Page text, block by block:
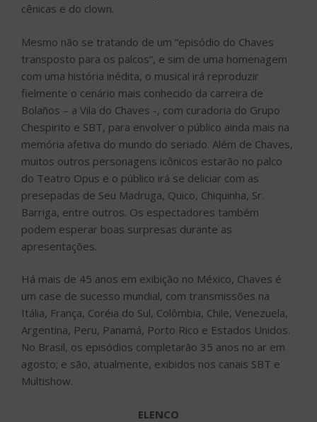
cênicas e do clown.
Mesmo não se tratando de um “episódio do Chaves
transposto para os palcos”, e sim de uma homenagem
com uma história inédita, o musical irá reproduzir
fielmente o cenário mais conhecido da carreira de
Bolaños – a Vila do Chaves -, com curadoria do Grupo
Chespirito e SBT, para envolver o público ainda mais na
memória afetiva do mundo do seriado. Além de Chaves,
muitos outros personagens icônicos estarão no palco
do Teatro Opus e o público irá se deliciar com as
presepadas de Seu Madruga, Quico, Chiquinha, Sr.
Barriga, entre outros. Os espectadores também
podem esperar boas surpresas durante as
apresentações.
Há mais de 45 anos em exibição no México, Chaves é
um case de sucesso mundial, com transmissões na
Itália, França, Coréia do Sul, Colômbia, Chile, Venezuela,
Argentina, Peru, Panamá, Porto Rico e Estados Unidos.
No Brasil, os episódios completarão 35 anos no ar em
agosto; e são, atualmente, exibidos nos canais SBT e
Multishow.
ELENCO